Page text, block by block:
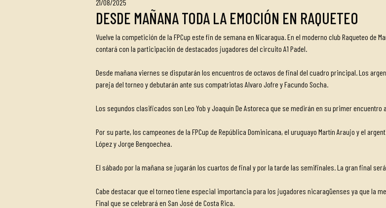
21/08/2025
DESDE MAÑANA TODA LA EMOCIÓN EN RAQUETEO
Vuelve la competición de la FPCup este fin de semana en Nicaragua. En el moderno club Raqueteo de
contará con la participación de destacados jugadores del circuito A1 Padel.
Desde mañana viernes se disputarán los encuentros de octavos de final del cuadro principal. Los
pareja del torneo y debutarán ante sus compatriotas Alvaro Jofre y Facundo Socha.
Los segundos clasificados son Leo Yob y Joaquín De Astoreca que se medirán en su primer
Por su parte, los campeones de la FPCup de República Dominicana, el uruguayo Martín Araujo y el
López y Jorge Bengoechea.
El sábado por la mañana se jugarán los cuartos de final y por la tarde las semifinales. La gran final
Cabe destacar que el torneo tiene especial importancia para los jugadores nicaragüenses ya que la
Final que se celebrará en San José de Costa Rica.